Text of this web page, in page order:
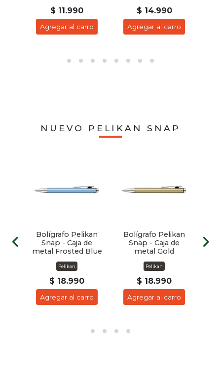
$ 11.990
Agregar al carro
$ 14.990
Agregar al carro
NUEVO PELIKAN SNAP
Bolígrafo Pelikan
Snap - Caja de
metal Frosted Blue
Pelikan
$ 18.990
Agregar al carro
Bolígrafo Pelikan
Snap - Caja de
metal Gold
Pelikan
$ 18.990
Agregar al carro